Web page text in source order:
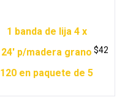
1 banda de lija 4 x
24′ p/madera grano
120 en paquete de 5
$42